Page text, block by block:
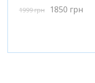
1999грн 1850 грн